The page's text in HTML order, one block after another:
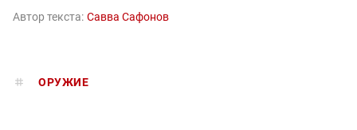
Автор текста: Савва Сафонов
ОРУЖИЕ